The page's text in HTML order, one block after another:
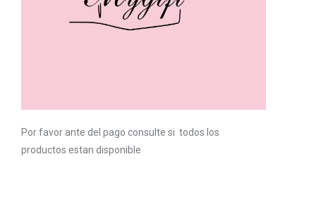
Por favor ante del pago consulte si todos los
productos estan disponible